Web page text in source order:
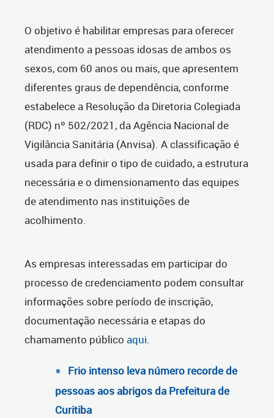
O objetivo é habilitar empresas para oferecer
atendimento a pessoas idosas de ambos os
sexos, com 60 anos ou mais, que apresentem
diferentes graus de dependência, conforme
estabelece a Resolução da Diretoria Colegiada
(RDC) nº 502/2021, da Agência Nacional de
Vigilância Sanitária (Anvisa). A classificação é
usada para definir o tipo de cuidado, a estrutura
necessária e o dimensionamento das equipes
de atendimento nas instituições de
acolhimento.
As empresas interessadas em participar do
processo de credenciamento podem consultar
informações sobre período de inscrição,
documentação necessária e etapas do
chamamento público aqui.
Frio intenso leva número recorde de
pessoas aos abrigos da Prefeitura de
Curitiba